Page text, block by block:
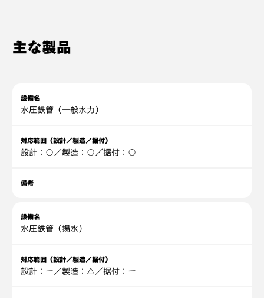
主な製品
設備名
水圧鉄管（一般水力）
対応範囲（設計／製造／据付）
設計：○／製造：○／据付：○
備考
設備名
水圧鉄管（揚水）
対応範囲（設計／製造／据付）
設計：ー／製造：△／据付：ー